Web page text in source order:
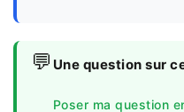
💬 Une question sur
Poser ma question